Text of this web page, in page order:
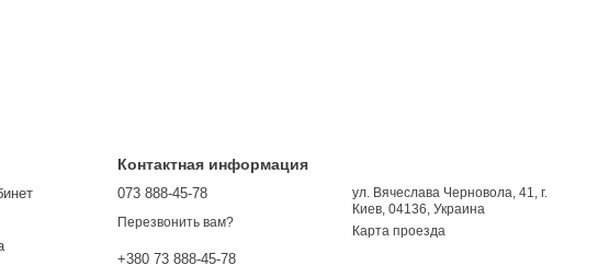
Контактная информация
073 888-45-78
Перезвонить вам?
+380 73 888-45-78
ул. Вячеслава Черновола, 41, г.
Киев, 04136, Украина
Карта проезда